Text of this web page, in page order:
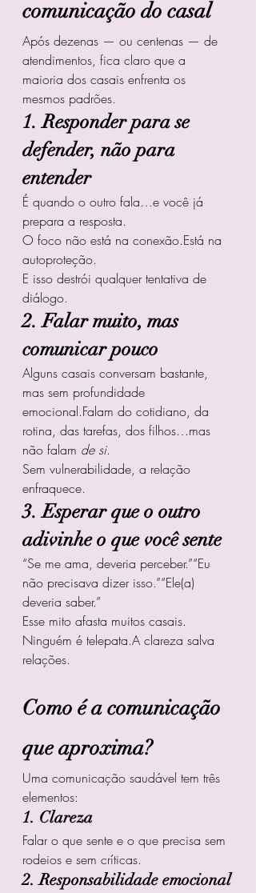
comunicação do casal
Após dezenas — ou centenas — de
atendimentos, fica claro que a
maioria dos casais enfrenta os
mesmos padrões.
1. Responder para se
defender, não para
entender
É quando o outro fala…e você já
prepara a resposta.
O foco não está na conexão.Está na
autoproteção.
E isso destrói qualquer tentativa de
diálogo.
2. Falar muito, mas
comunicar pouco
Alguns casais conversam bastante,
mas sem profundidade
emocional.Falam do cotidiano, da
rotina, das tarefas, dos filhos…mas
não falam de si.
Sem vulnerabilidade, a relação
enfraquece.
3. Esperar que o outro
adivinhe o que você sente
“Se me ama, deveria perceber.”“Eu
não precisava dizer isso.”“Ele(a)
deveria saber.”
Esse mito afasta muitos casais.
Ninguém é telepata.A clareza salva
relações.
Como é a comunicação
que aproxima?
Uma comunicação saudável tem três
elementos:
1. Clareza
Falar o que sente e o que precisa sem
rodeios e sem críticas.
2. Responsabilidade emocional